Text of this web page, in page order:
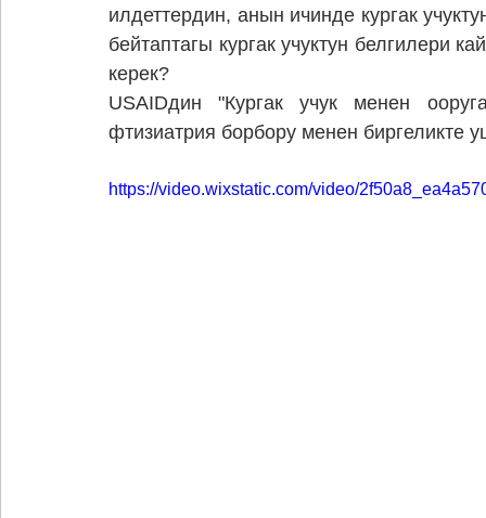
илдеттердин, анын ичинде кургак
бейтаптагы кургак учуктун белгилери
керек?
USAIDдин "Кургак учук менен
фтизиатрия борбору менен
https://video.wixstatic.com/video/